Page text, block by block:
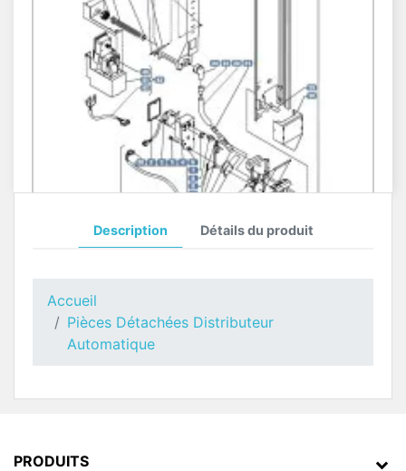
Description Détails du produit
Accueil
Pièces Détachées Distributeur
Automatique
PRODUITS